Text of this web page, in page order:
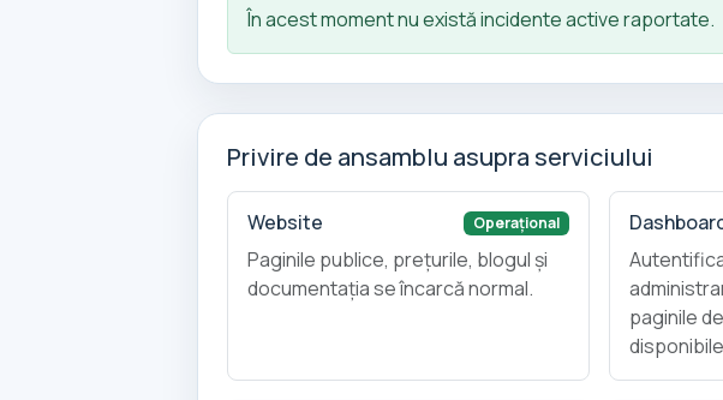
În acest moment nu există incidente active raportate.
Privire de ansamblu asupra serviciului
Website Operațional
Paginile publice, prețurile, blogul și
documentația se încarcă normal.
paginile